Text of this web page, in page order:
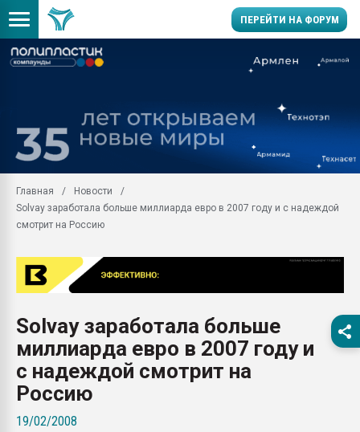
ПЕРЕЙТИ НА ФОРУМ
цикла
заводу пластмасс"
первый план в
28.07.2026
ситуацией на
Всё, что касается
Главная
Новости
Solvay заработала больше миллиарда евро в 2007 году и с надеждой
смотрит на Россию
Solvay заработала больше
миллиарда евро в 2007 году и
с надеждой смотрит на
Россию
19/02/2008